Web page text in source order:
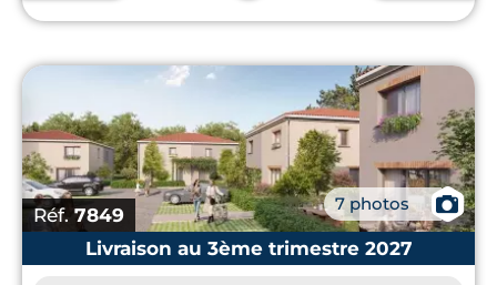
Réf. 7849 7 photos
📷
Livraison au 3ème trimestre 2027